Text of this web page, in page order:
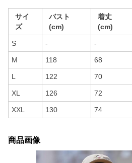
サイ
ズ
バスト
(cm)
着丈
(cm)
S - -
M 118 68
L 122 70
XL 126 72
XXL 130 74
商品画像